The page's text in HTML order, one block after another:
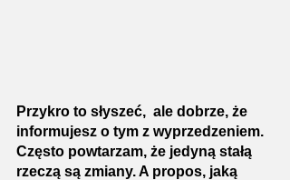
Przykro to słyszeć,  ale dobrze, że
informujesz o tym z wyprzedzeniem.
Często powtarzam, że jedyną stałą
rzeczą są zmiany. A propos, jaką